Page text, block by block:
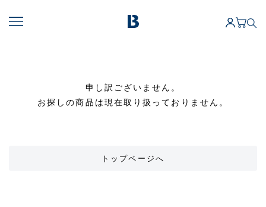
申し訳ございません。
お探しの商品は現在取り扱っておりません。
トップページへ